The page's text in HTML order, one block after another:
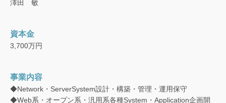
澤田 敏
資本金
3,700万円
事業内容
◆Network・ServerSystem設計・構築・管理・運用保守
◆Web系・オープン系・汎用系各種System・Application企画開